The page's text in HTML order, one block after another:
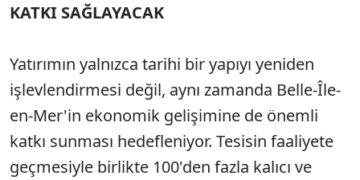
KATKI SAĞLAYACAK
Yatırımın yalnızca tarihi bir yapıyı yeniden
işlevlendirmesi değil, aynı zamanda Belle-Île-
en-Mer'in ekonomik gelişimine de önemli
katkı sunması hedefleniyor. Tesisin faaliyete
geçmesiyle birlikte 100'den fazla kalıcı ve